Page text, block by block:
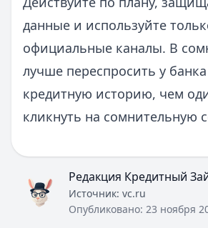
данные и используйте
официальные каналы. В
лучше переспросить у
кредитную историю, чем
кликнуть на сомнительную
Редакция Кредитный
Источник: vc.ru
Опубликовано: 23 ноября